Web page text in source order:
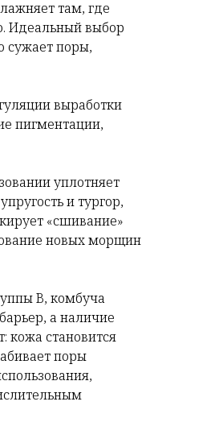
там, где
Идеальный выбор
сужает поры,
выработки
пигментации,
уплотняет
и тургор,
«сшивание»
новых морщин
B, комбуча
а наличие
кожа становится
поры